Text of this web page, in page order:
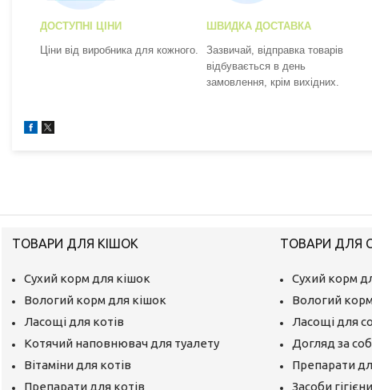
ДОСТУПНІ ЦІНИ
Ціни від виробника для кожного.
ШВИДКА ДОСТАВКА
Зазвичай, відправка товарів
відбувається в день
замовлення, крім вихідних.
ТОВАРИ ДЛЯ КІШОК
Сухий корм для кішок
Вологий корм для кішок
Ласощі для котів
Котячий наповнювач для туалету
Вітаміни для котів
Препарати для котів
ТОВАРИ ДЛЯ
Сухий корм
Вологий
Ласощі для
Догляд за
Препарати
Засоби